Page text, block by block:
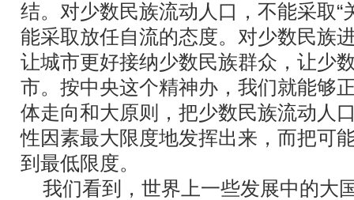
结。对少数民族流动人口，不能采取“
能采取放任自流的态度。对少数民族
让城市更好接纳少数民族群众，让少
市。按中央这个精神办，我们就能够
体走向和大原则，把少数民族流动人
性因素最大限度地发挥出来，而把可
到最低限度。
我们看到，世界上一些发展中的大